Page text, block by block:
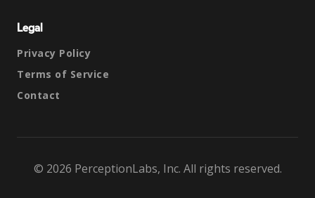
Legal
Privacy Policy
Terms of Service
Contact
© 2026 PerceptionLabs, Inc. All rights reserved.